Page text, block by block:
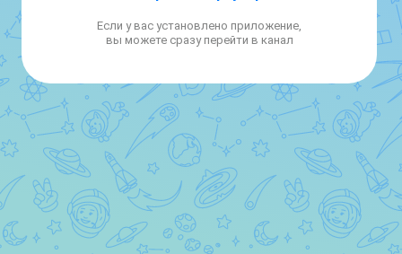
Если у вас установлено приложение,
вы можете сразу перейти в канал